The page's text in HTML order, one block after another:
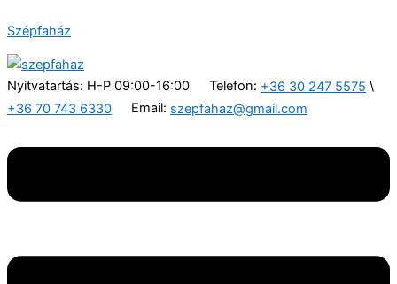
to
content
Szépfaház
Nyitvatartás: H-P 09:00-16:00 Telefon: +36 30 247 5575 \
+36 70 743 6330
Email: szepfahaz@gmail.com